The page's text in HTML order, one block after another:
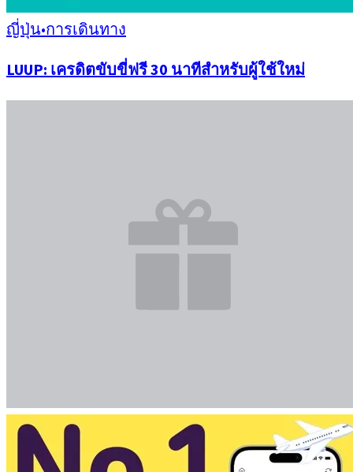
ญี่ปุ่น•การเดินทาง
LUUP: เครดิตขับขี่ฟรี 30 นาทีสำหรับผู้ใช้ใหม่